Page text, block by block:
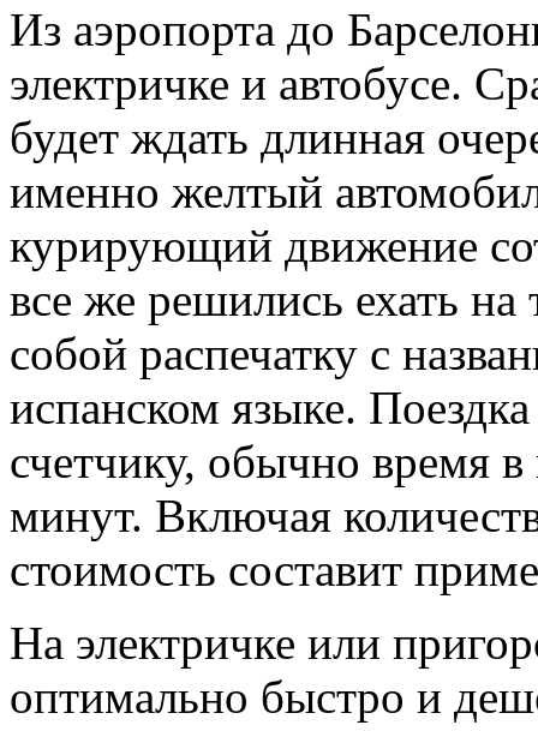
Из аэропорта до
электричке и автобусе.
будет ждать длинная
именно желтый
курирующий движение
все же решились ехать на
собой распечатку с
испанском языке.
счетчику, обычно время
минут. Включая
стоимость составит
На электричке или
оптимально быстро и